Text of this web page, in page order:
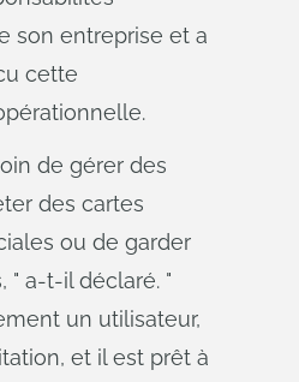
son entreprise et a
cette
de gérer des
des cartes
ou de garder
" a-t-il déclaré. "
un utilisateur,
et il est prêt à